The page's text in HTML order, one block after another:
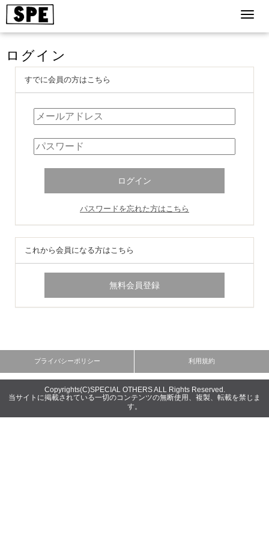
ログイン
すでに会員の方はこちら
パスワードを忘れた方はこちら
これから会員になる方はこちら
Copyrights(C)SPECIAL OTHERS ALL Rights Reserved.
当サイトに掲載されている一切のコンテンツの無断使用、複製、転載を禁じま
す。